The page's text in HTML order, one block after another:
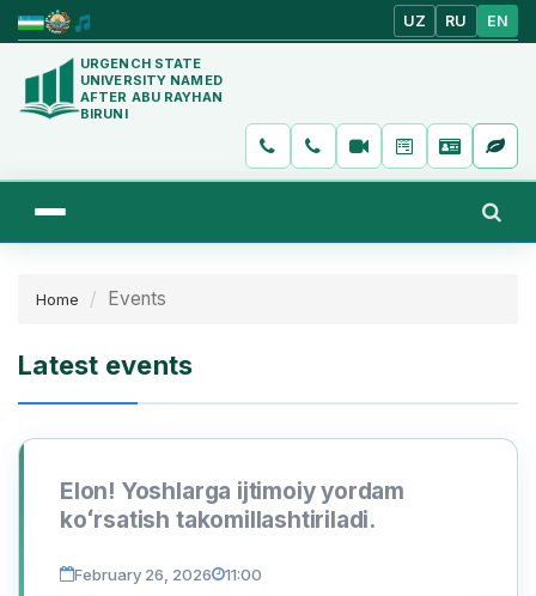
UZ RU EN
URGENCH STATE
UNIVERSITY NAMED
AFTER ABU RAYHAN
BIRUNI
Home Events
Latest events
Elon! Yoshlarga ijtimoiy yordam
koʻrsatish takomillashtiriladi.
February 26, 2026 11:00